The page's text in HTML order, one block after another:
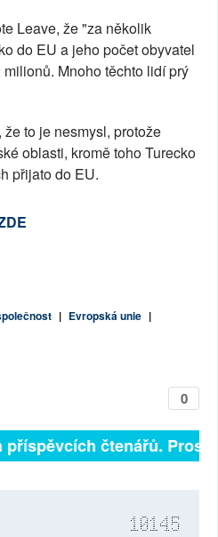
Leave, že "za několik
do EU a jeho počet obyvatel
Mnoho těchto lidí prý
to je nesmysl, protože
oblasti, kromě toho Turecko
přijato do EU.
| Evropská unie |
0
čtenářů.
10145